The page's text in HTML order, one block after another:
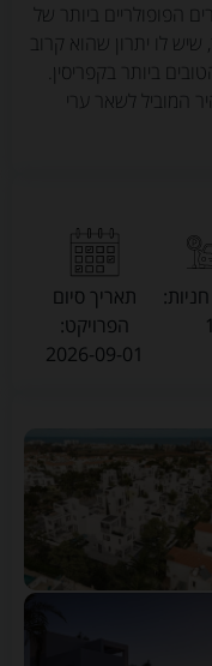
ביותר של
לו יתרון שהוא קרוב
ביותר בקפריסין.
המוביל לשאר ערי
תאריך סיום
הפרויקט:
2026-09-01